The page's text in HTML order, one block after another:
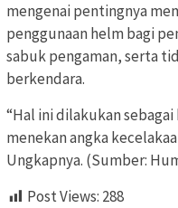
mengenai pentingnya
penggunaan helm bagi
sabuk pengaman, serta
berkendara.
“Hal ini dilakukan
menekan angka
Ungkapnya. (Sumber:
Post Views: 288